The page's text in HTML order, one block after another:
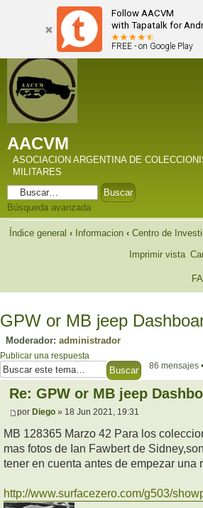
Follow AACVM
with Tapatalk for
FREE - on Google Play
AACVM
ASOCIACION ARGENTINA DE
MILITARES
Búsqueda avanzada
Índice general ‹ Informacion ‹ Centro de
Imprimir vista
GPW or MB jeep
Moderador: administrador
Publicar una respuesta
86 mensajes •
Re: GPW or MB jeep
por Diego » 18 Jun 2021, 19:31
MB 128365 Marzo 42 Para los
mas fotos de Ian Fawbert de
tener en cuenta antes de empezar una
http://www.surfacezero.com/g503/